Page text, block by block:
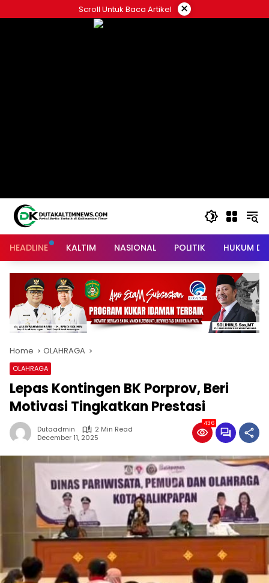
to
Scroll Untuk Baca Artikel ×
HEADLINE KALTIM NASIONAL POLITIK HUKUM
Home OLAHRAGA
OLAHRAGA
Lepas Kontingen BK Porprov, Beri
Motivasi Tingkatkan Prestasi
Dutaadmin
2 Min Read
December 11, 2025
436